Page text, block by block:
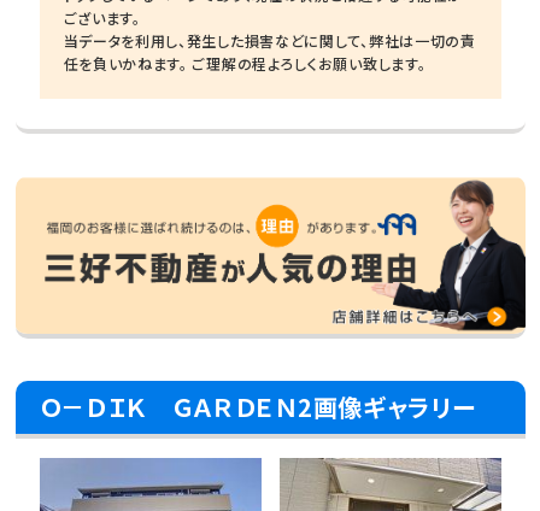
ございます。
当データを利用し、発生した損害などに関して、弊社は一切の責
任を負いかねます。 ご理解の程よろしくお願い致します。
Ｏ－ＤＩＫ ＧＡＲＤＥＮ2画像ギャラリー